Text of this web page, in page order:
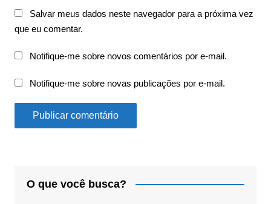
Salvar meus dados neste navegador para a próxima vez
que eu comentar.
Notifique-me sobre novos comentários por e-mail.
Notifique-me sobre novas publicações por e-mail.
O que você busca?